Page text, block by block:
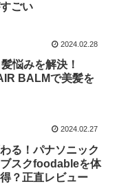
ごい
2024.02.28
悩みを解決！
BALMで美髪を
2024.02.27
る！パナソニック
スクfoodableを体
？正直レビュー